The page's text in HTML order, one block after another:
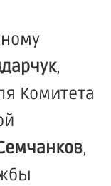
,
Комитета
,